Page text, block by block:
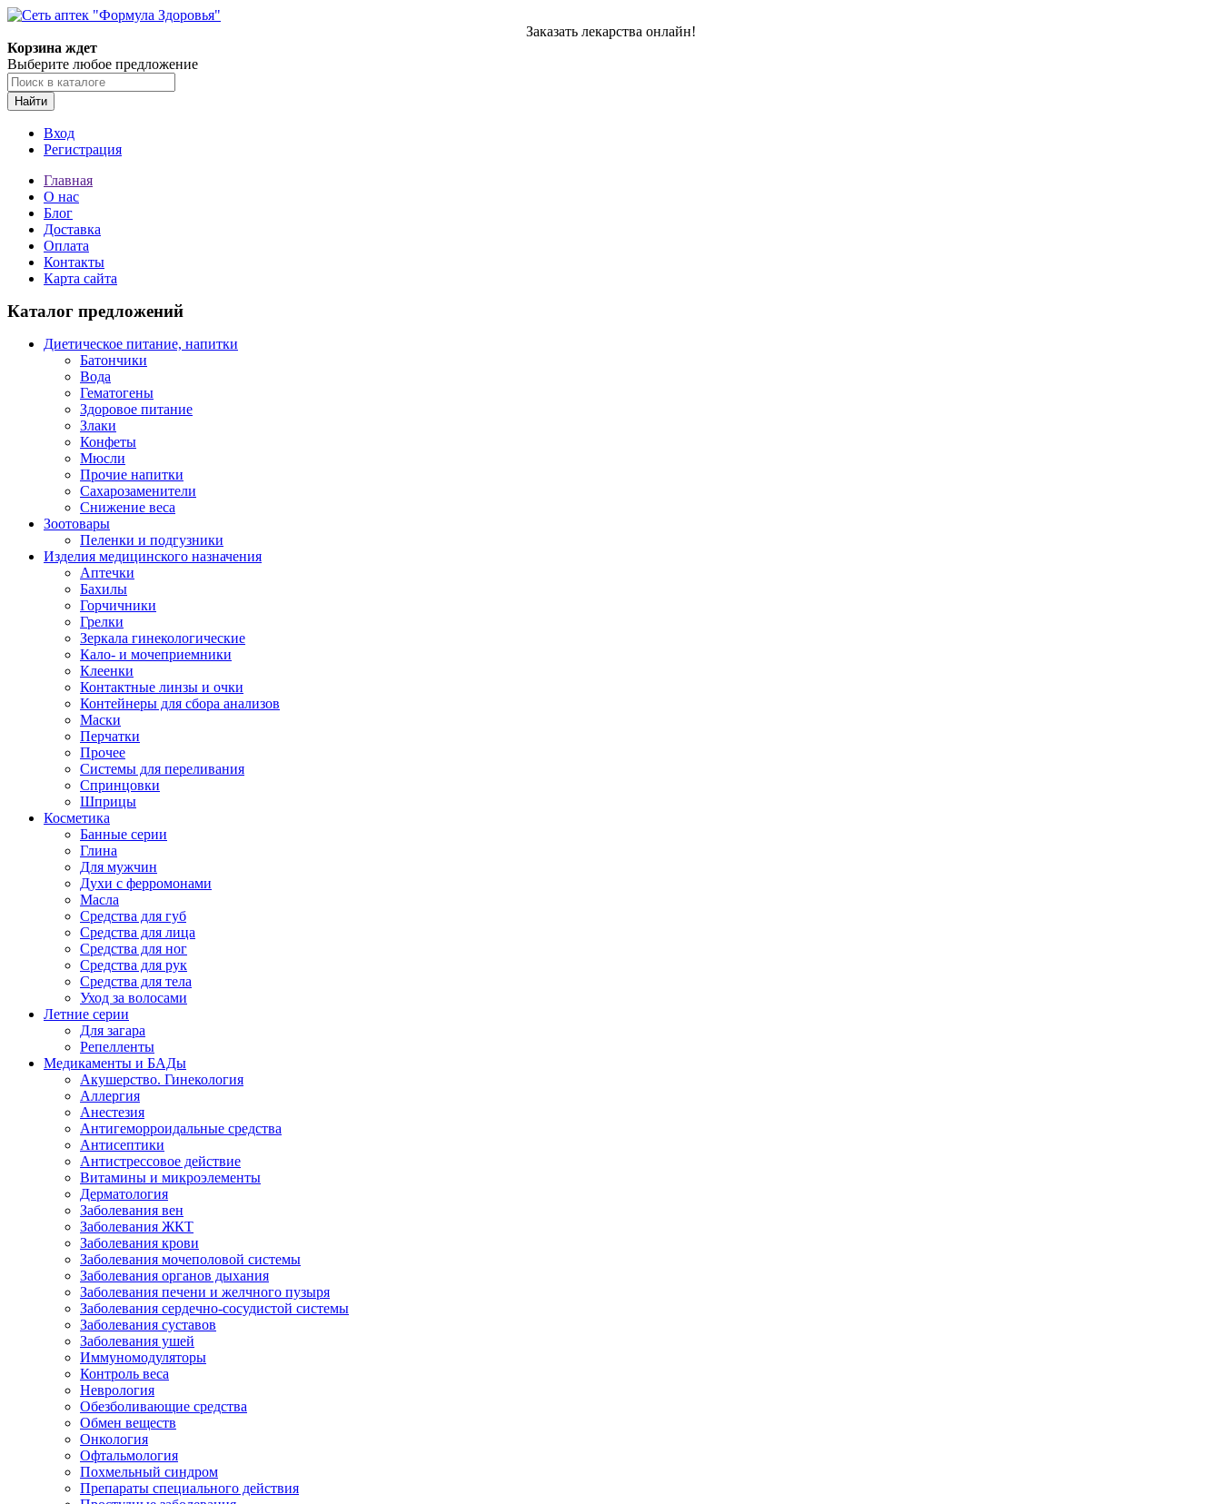
Заказать лекарства онлайн!
Корзина ждет
Выберите любое предложение
Найти
Вход
Регистрация
Главная
О нас
Блог
Доставка
Оплата
Контакты
Карта сайта
Каталог предложений
Диетическое питание, напитки
Батончики
Вода
Гематогены
Здоровое питание
Злаки
Конфеты
Мюсли
Прочие напитки
Сахарозаменители
Снижение веса
Зоотовары
Пеленки и подгузники
Изделия медицинского назначения
Аптечки
Бахилы
Горчичники
Грелки
Зеркала гинекологические
Кало- и мочеприемники
Клеенки
Контактные линзы и очки
Контейнеры для сбора анализов
Маски
Перчатки
Прочее
Системы для переливания
Спринцовки
Шприцы
Косметика
Банные серии
Глина
Для мужчин
Духи с ферромонами
Масла
Средства для губ
Средства для лица
Средства для ног
Средства для рук
Средства для тела
Уход за волосами
Летние серии
Для загара
Репелленты
Медикаменты и БАДы
Акушерство. Гинекология
Аллергия
Анестезия
Антигеморроидальные средства
Антисептики
Антистрессовое действие
Витамины и микроэлементы
Дерматология
Заболевания вен
Заболевания ЖКТ
Заболевания крови
Заболевания мочеполовой системы
Заболевания органов дыхания
Заболевания печени и желчного пузыря
Заболевания сердечно-сосудистой системы
Заболевания суставов
Заболевания ушей
Иммуномодуляторы
Контроль веса
Неврология
Обезболивающие средства
Обмен веществ
Онкология
Офтальмология
Похмельный синдром
Препараты специального действия